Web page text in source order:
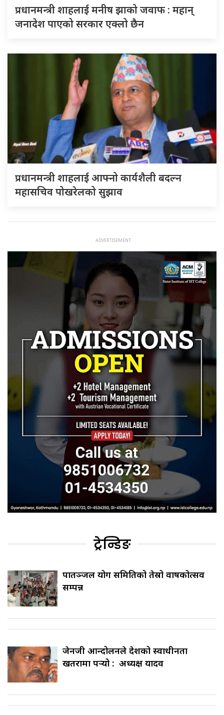
प्रधानमन्त्री शाहलाई मनीष झाको जवाफ : महान्
जनादेश पाएको सरकार एक्लो छैन
प्रधानमन्त्री शाहलाई आफ्नो कार्यशैली बदल्न
महासचिव पोखरेलको सुझाव
ट्रेन्डिङ
पातञ्जल योग समितिको तेस्रो वार्षिकोत्सव
सम्पन्न
जेनजी आन्दोलनले देशको स्वाधीनता
खतरामा पर्‍यो : अध्यक्ष यादव